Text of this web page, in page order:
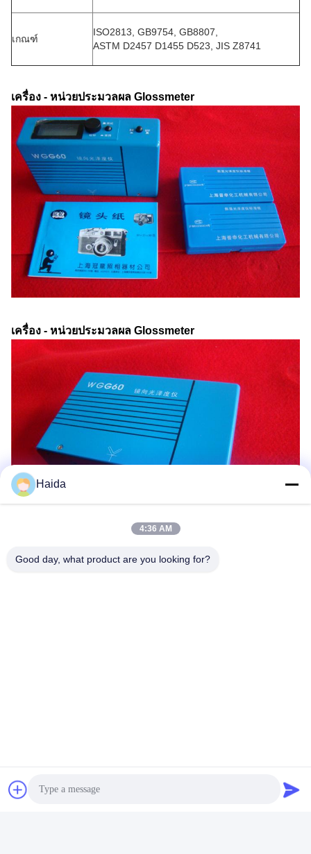
เกณฑ์
ISO2813, GB9754, GB8807,
ASTM D2457 D1455 D523, JIS Z8741
เครื่อง - หน่วยประมวลผล Glossmeter
เครื่อง - หน่วยประมวลผล Glossmeter
แท็ก: Packaging Testing Instruments
เมืองตงกวน มณฑลกวางตุ้ง ประเทศจีน
Haida
4:36 AM
Good day, what product are you looking for?